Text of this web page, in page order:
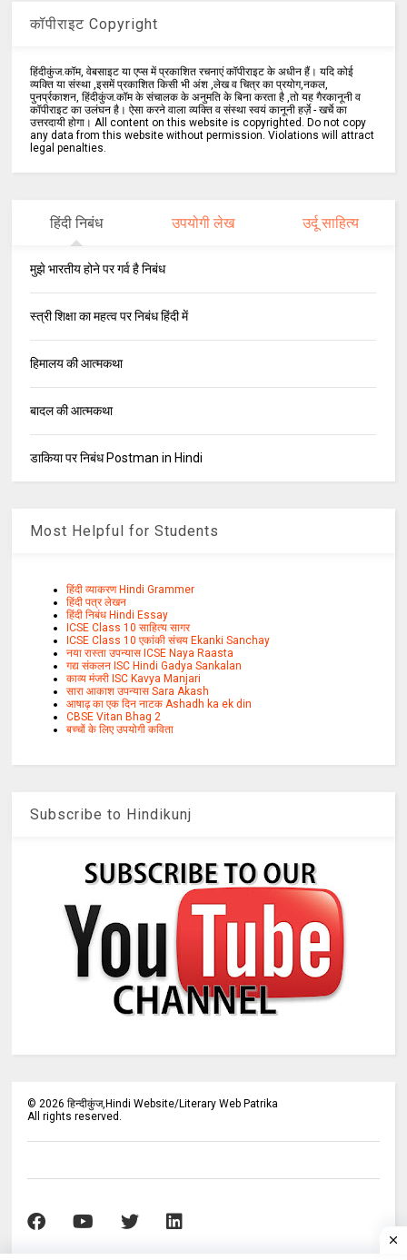
कॉपीराइट Copyright
हिंदीकुंज.कॉम, वेबसाइट या एप्स में प्रकाशित रचनाएं कॉपीराइट के अधीन हैं। यदि कोई
व्यक्ति या संस्था ,इसमें प्रकाशित किसी भी अंश ,लेख व चित्र का प्रयोग,नकल,
पुनर्प्रकाशन, हिंदीकुंज.कॉम के संचालक के अनुमति के बिना करता है ,तो यह गैरकानूनी व
कॉपीराइट का उलंघन है। ऐसा करने वाला व्यक्ति व संस्था स्वयं कानूनी हर्ज़े - खर्चे का
उत्तरदायी होगा। All content on this website is copyrighted. Do not copy
any data from this website without permission. Violations will attract
legal penalties.
हिंदी निबंध उपयोगी लेख उर्दू साहित्य
मुझे भारतीय होने पर गर्व है निबंध
स्त्री शिक्षा का महत्व पर निबंध हिंदी में
हिमालय की आत्मकथा
बादल की आत्मकथा
डाकिया पर निबंध Postman in Hindi
Most Helpful for Students
हिंदी व्याकरण Hindi Grammer
हिंदी पत्र लेखन
हिंदी निबंध Hindi Essay
ICSE Class 10 साहित्य सागर
ICSE Class 10 एकांकी संचय Ekanki Sanchay
नया रास्ता उपन्यास ICSE Naya Raasta
गद्य संकलन ISC Hindi Gadya Sankalan
काव्य मंजरी ISC Kavya Manjari
सारा आकाश उपन्यास Sara Akash
आषाढ़ का एक दिन नाटक Ashadh ka ek din
CBSE Vitan Bhag 2
बच्चों के लिए उपयोगी कविता
Subscribe to Hindikunj
©2026 हिन्दीकुंज,Hindi Website/Literary Web Patrika
All rights reserved.